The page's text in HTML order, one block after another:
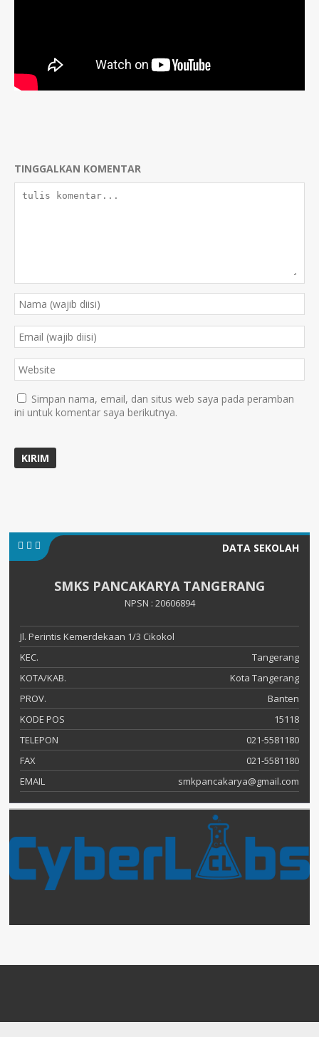
TINGGALKAN KOMENTAR
Simpan nama, email, dan situs web saya pada peramban
ini untuk komentar saya berikutnya.
DATA SEKOLAH
SMKS PANCAKARYA TANGERANG
NPSN : 20606894
Jl. Perintis Kemerdekaan 1/3 Cikokol
KEC.
Tangerang
KOTA/KAB.
Kota Tangerang
PROV.
Banten
KODE POS
15118
TELEPON
021-5581180
FAX
021-5581180
EMAIL
smkpancakarya@gmail.com